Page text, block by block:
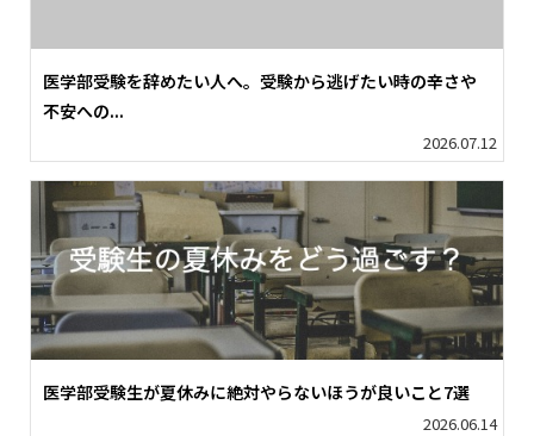
医学部受験を辞めたい人へ。受験から逃げたい時の辛さや
不安への...
2026.07.12
医学部受験生が夏休みに絶対やらないほうが良いこと7選
2026.06.14